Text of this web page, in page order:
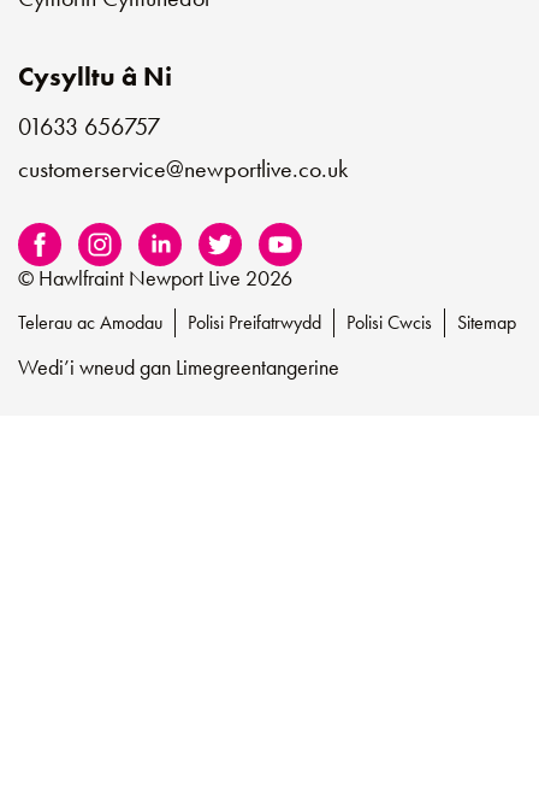
Cysylltu â Ni
01633 656757
customerservice@newportlive.co.uk
© Hawlfraint Newport Live 2026
Telerau ac Amodau Polisi Preifatrwydd Polisi Cwcis Sitemap
Wedi’i wneud gan Limegreentangerine